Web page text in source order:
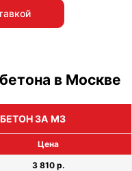
в Москве
ЗА М3
Цена
3 810 р.